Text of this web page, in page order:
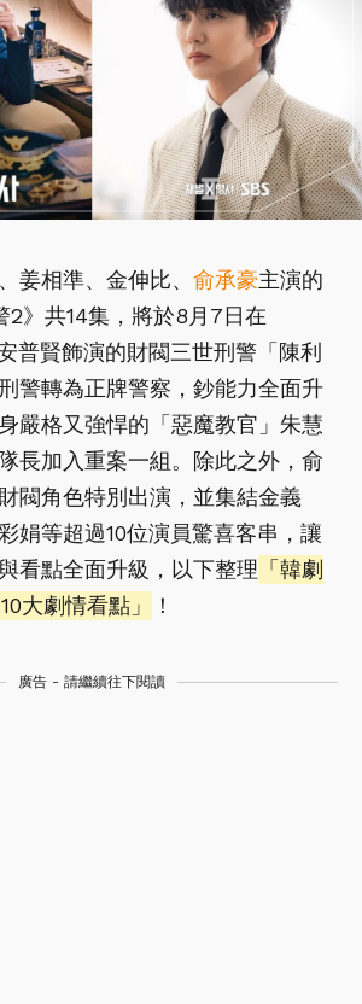
姜相準、金伸比、 俞承豪主演的
2》共14集，將於8月7日在
普賢飾演的財閥三世刑警「陳利
警轉為正牌警察，鈔能力全面升
嚴格又強悍的「惡魔教官」朱慧
長加入重案一組。除此之外，俞
閥角色特別出演，並集結金義
娟等超過10位演員驚喜客串，讓
看點全面升級，以下整理 「韓劇
大劇情看點」
！
廣告 - 請繼續往下閱讀